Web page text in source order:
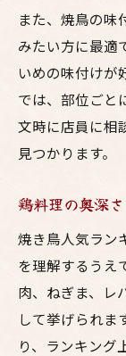
焼鳥
仕事帰り
大阪
梅田
法
ト
居酒
仕事
合わせ
焼き鳥人
また、焼鳥の味
みたい方に最適
いめの味付けが
では、部位ごと
文時に店員に相
見つかります。
鶏料理の奥深
焼き鳥人気ラン
を理解するうえ
肉、ねぎま、レ
して挙げられま
り、ランキング